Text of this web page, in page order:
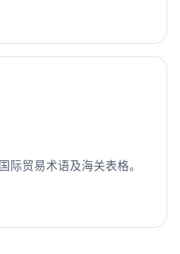
际贸易术语及海关表格。